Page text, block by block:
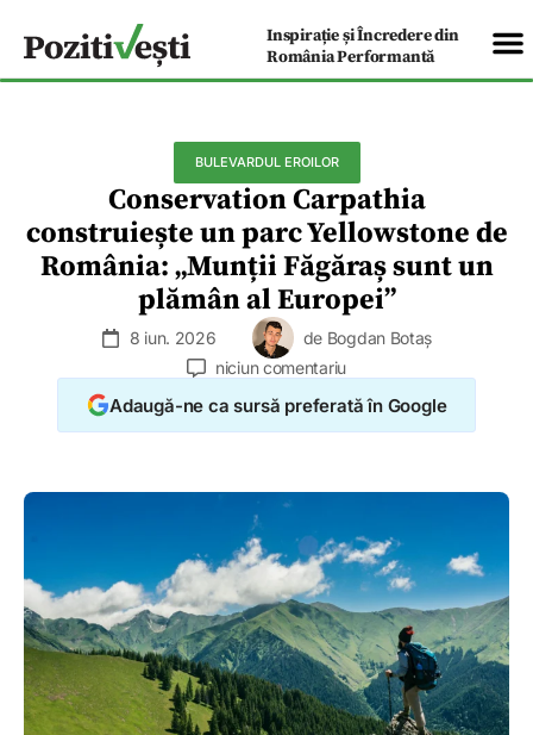
Inspirație și Încredere din
România Performantă
BULEVARDUL EROILOR
Conservation Carpathia
construiește un parc Yellowstone de
România: „Munții Făgăraș sunt un
plămân al Europei”
8 iun. 2026 de Bogdan Botaș
niciun comentariu
Adaugă-ne ca sursă preferată în Google